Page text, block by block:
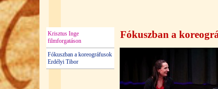
Krisztus Inge
filmforgatáson
Fókuszban a koreográfusok
Erdélyi Tibor
Fókuszban a